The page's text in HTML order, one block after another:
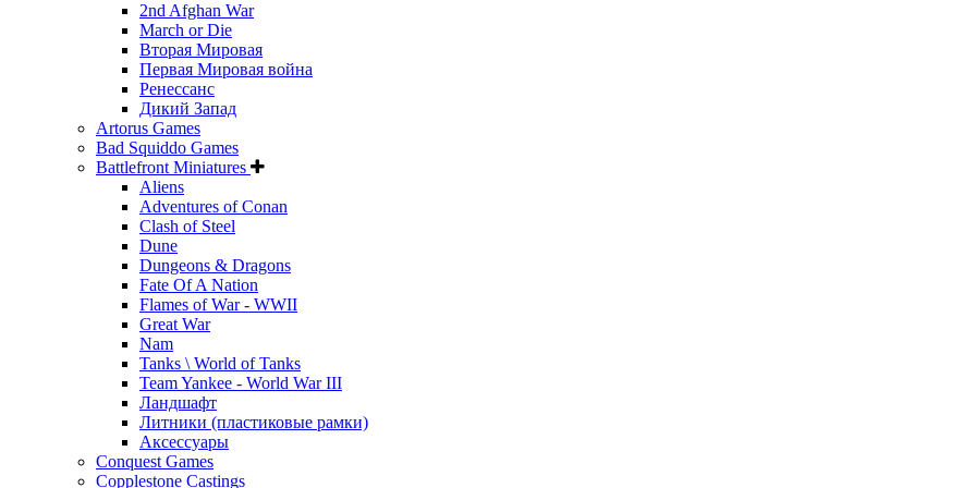
2nd Afghan War
March or Die
Вторая Мировая
Первая Мировая война
Ренессанс
Дикий Запад
Artorus Games
Bad Squiddo Games
Battlefront Miniatures
Aliens
Adventures of Conan
Clash of Steel
Dune
Dungeons & Dragons
Fate Of A Nation
Flames of War - WWII
Great War
Nam
Tanks \ World of Tanks
Team Yankee - World War III
Ландшафт
Литники (пластиковые рамки)
Аксессуары
Conquest Games
Copplestone Castings